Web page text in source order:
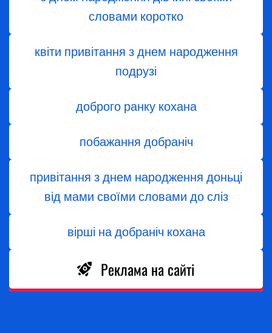
словами коротко
квіти привітання з днем народження
подрузі
доброго ранку кохана
побажання добраніч
привітання з днем народження доньці
від мами своїми словами до сліз
вірші на добраніч кохана
Реклама на сайті